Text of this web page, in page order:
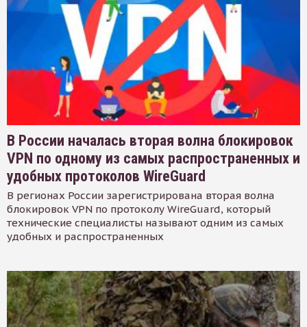
В России началась вторая волна блокировок
VPN по одному из самых распространенных и
удобных протоколов WireGuard
В регионах России зарегистрирована вторая волна
блокировок VPN по протоколу WireGuard, который
технические специалисты называют одним из самых
удобных и распространенных